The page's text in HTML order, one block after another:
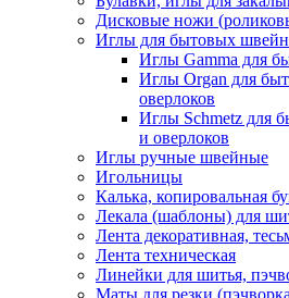
Дисковые ножи
Иглы для бытовых
Иглы Gamma для
Иглы Organ для
оверлоков
Иглы Schmetz для
и оверлоков
Иглы ручные швейные
Игольницы
Калька, копировальная
Лекала (шаблоны) для
Лента декоративная,
Лента техническая
Линейки для шитья,
Маты для резки